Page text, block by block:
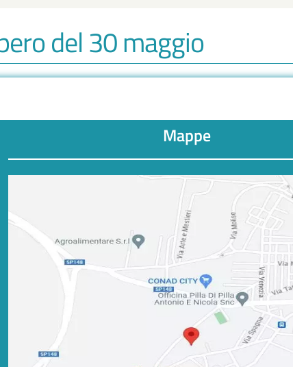
del 30 maggio
Mappe